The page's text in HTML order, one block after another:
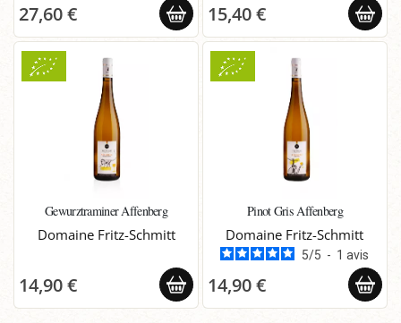
27,60 € 15,40 €
Gewurztraminer Affenberg
Domaine Fritz-Schmitt
14,90 €
Pinot Gris Affenberg
Domaine Fritz-Schmitt
5/5 - 1avis
14,90 €